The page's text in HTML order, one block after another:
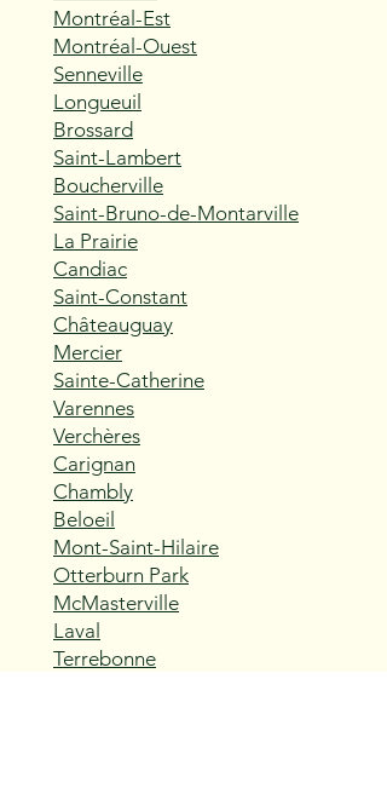
Montréal-Est
Montréal-Ouest
Senneville
Longueuil
Brossard
Saint-Lambert
Boucherville
Saint-Bruno-de-Montarville
La Prairie
Candiac
Saint-Constant
Châteauguay
Mercier
Sainte-Catherine
Varennes
Verchères
Carignan
Chambly
Beloeil
Mont-Saint-Hilaire
Otterburn Park
McMasterville
Laval
Terrebonne